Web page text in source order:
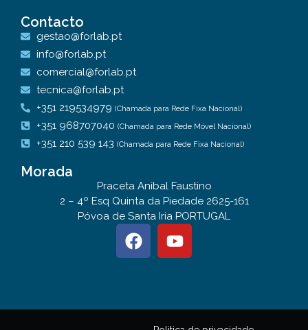
Contacto
gestao@forlab.pt
info@forlab.pt
comercial@forlab.pt
tecnica@forlab.pt
+351 219534979 (Chamada para Rede Fixa Nacional)
+351 968707040 (Chamada para Rede Móvel Nacional)
+351 210 539 143 (Chamada para Rede Fixa Nacional)
Morada
Praceta Anibal Faustino
2 – 4º Esq Quinta da Piedade 2625-161
Póvoa de Santa Iria PORTUGAL